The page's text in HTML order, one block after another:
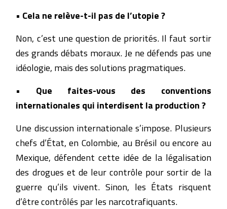
• Cela ne relève-t-il pas de l’utopie ?
Non, c’est une question de priorités. Il faut sortir
des grands débats moraux. Je ne défends pas une
idéologie, mais des solutions pragmatiques.
• Que faites-vous des conventions
internationales qui interdisent la production ?
Une discussion internationale s’impose. Plusieurs
chefs d’État, en Colombie, au Brésil ou encore au
Mexique, défendent cette idée de la légalisation
des drogues et de leur contrôle pour sortir de la
guerre qu’ils vivent. Sinon, les États risquent
d’être contrôlés par les narcotrafiquants.